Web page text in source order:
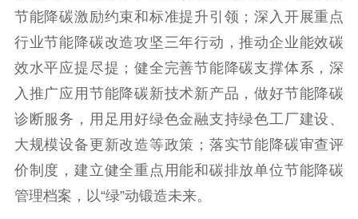
节能降碳激励约束和标准提升引领；深入开展重点
行业节能降碳改造攻坚三年行动，推动企业能效碳
效水平应提尽提；健全完善节能降碳支撑体系，深
入推广应用节能降碳新技术新产品，做好节能降碳
诊断服务，用足用好绿色金融支持绿色工厂建设、
大规模设备更新改造等政策；落实节能降碳审查评
价制度，建立健全重点用能和碳排放单位节能降碳
管理档案，以“绿”动锻造未来。